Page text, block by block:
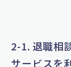
2-1. 退職相
サービスを